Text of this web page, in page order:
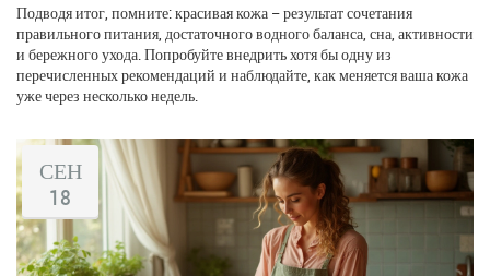
Подводя итог, помните: красивая кожа – результат сочетания
правильного питания, достаточного водного баланса, сна, активности
и бережного ухода. Попробуйте внедрить хотя бы одну из
перечисленных рекомендаций и наблюдайте, как меняется ваша кожа
уже через несколько недель.
СЕН
18